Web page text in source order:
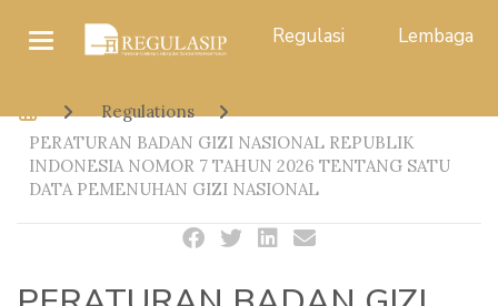
Regulasi Lembaga
Regulations
PERATURAN BADAN GIZI NASIONAL REPUBLIK
INDONESIA NOMOR 7 TAHUN 2026 TENTANG SATU
DATA PEMENUHAN GIZI NASIONAL